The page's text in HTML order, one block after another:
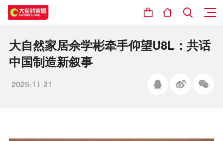
大自然家居佘学彬牵手仰望U8L：共话
中国制造新叙事
2025-11-21